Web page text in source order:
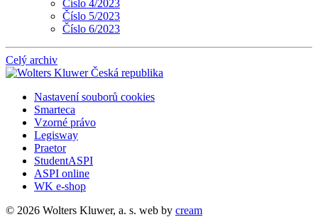
Číslo 4/2023
Číslo 5/2023
Číslo 6/2023
Celý archiv
Nastavení souborů cookies
Smarteca
Vzorné právo
Legisway
Praetor
StudentASPI
ASPI online
WK e-shop
© 2026 Wolters Kluwer, a. s. web by cream